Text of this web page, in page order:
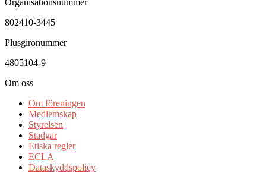
802410-3445
Plusgironummer
4805104-9
Om oss
Om föreningen
Medlemskap
Styrelsen
Stadgar
Etiska regler
ECLA
Dataskyddspolicy